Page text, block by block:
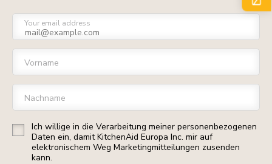
Your email address
Vorname
Nachname
Ich willige in die Verarbeitung meiner personenbezogenen
Daten ein, damit KitchenAid Europa Inc. mir auf
elektronischem Weg Marketingmitteilungen zusenden
kann.